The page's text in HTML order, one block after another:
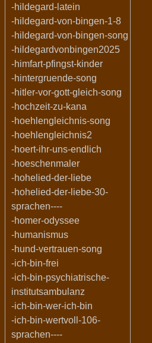
-hildegard-latein
-hildegard-von-bingen-1-8
-hildegard-von-bingen-song
-hildegardvonbingen2025
-himfart-pfingst-kinder
-hintergruende-song
-hitler-vor-gott-gleich-song
-hochzeit-zu-kana
-hoehlengleichnis-song
-hoehlengleichnis2
-hoert-ihr-uns-endlich
-hoeschenmaler
-hohelied-der-liebe
-hohelied-der-liebe-30-
sprachen----
-homer-odyssee
-humanismus
-hund-vertrauen-song
-ich-bin-frei
-ich-bin-psychiatrische-
institutsambulanz
-ich-bin-wer-ich-bin
-ich-bin-wertvoll-106-
sprachen----